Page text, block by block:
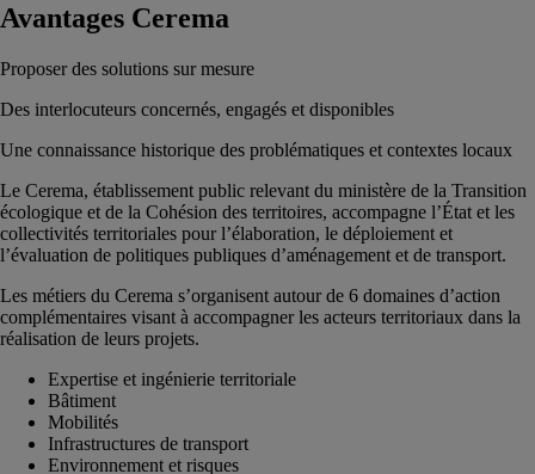
Avantages Cerema
Proposer des solutions sur mesure
Des interlocuteurs concernés, engagés et disponibles
Une connaissance historique des problématiques et contextes locaux
Le Cerema, établissement public relevant du ministère de la Transition
écologique et de la Cohésion des territoires, accompagne l’État et les
collectivités territoriales pour l’élaboration, le déploiement et
l’évaluation de politiques publiques d’aménagement et de transport.
Les métiers du Cerema s’organisent autour de 6 domaines d’action
complémentaires visant à accompagner les acteurs territoriaux dans la
réalisation de leurs projets.
Expertise et ingénierie territoriale
Bâtiment
Mobilités
Infrastructures de transport
Environnement et risques